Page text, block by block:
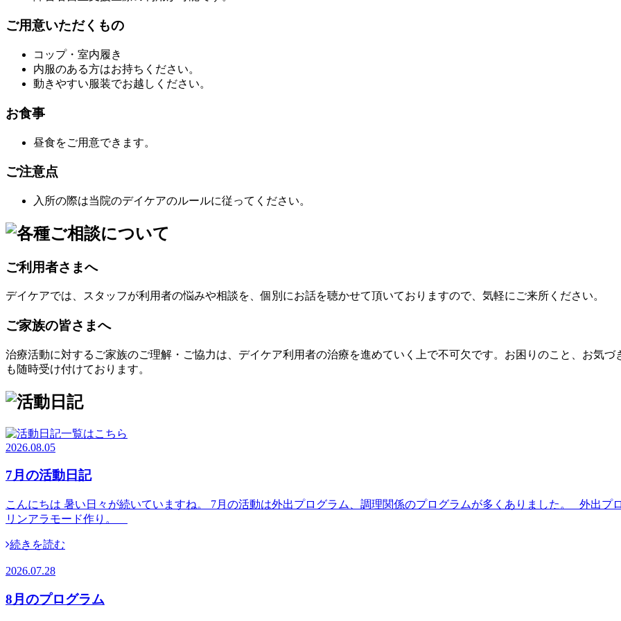
ご用意いただくもの
コップ・室内履き
内服のある方はお持ちください。
動きやすい服装でお越しください。
お食事
昼食をご用意できます。
ご注意点
入所の際は当院のデイケアのルールに従ってください。
ご利用者さまへ
デイケアでは、スタッフが利用者の悩みや相談を、個別にお話を聴かせて頂いておりますので、気軽にご来所ください。
ご家族の皆さまへ
治療活動に対するご家族のご理解・ご協力は、デイケア利用者の治療を進めていく上で不可欠です。お困りのこと、お気
も随時受け付けております。
2026.08.05
7月の活動日記
こんにちは 暑い日々が続いていますね。 7月の活動は外出プログラム、調理関係のプログラムが多くありました。 外出プ
リンアラモード作り。
続きを読む
2026.07.28
8月のプログラム